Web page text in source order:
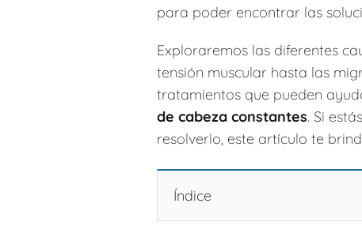
para poder encontrar las
Exploraremos las diferentes
tensión muscular hasta las
tratamientos que pueden
de cabeza constantes. Si
resolverlo, este artículo te
Índice